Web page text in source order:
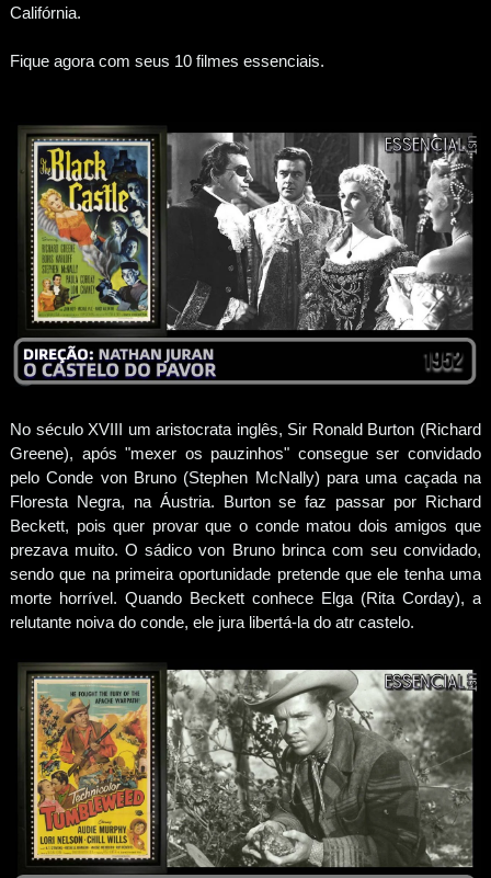
Califórnia.
Fique agora com seus 10 filmes essenciais.
No século XVIII um aristocrata inglês, Sir Ronald Burton (Richard
Greene), após "mexer os pauzinhos" consegue ser convidado
pelo Conde von Bruno (Stephen McNally) para uma caçada na
Floresta Negra, na Áustria. Burton se faz passar por Richard
Beckett, pois quer provar que o conde matou dois amigos que
prezava muito. O sádico von Bruno brinca com seu convidado,
sendo que na primeira oportunidade pretende que ele tenha uma
morte horrível. Quando Beckett conhece Elga (Rita Corday), a
relutante noiva do conde, ele jura libertá-la do atr castelo.